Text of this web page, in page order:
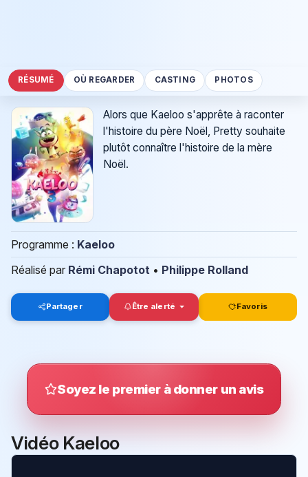
RÉSUMÉ OÙ REGARDER CASTING PHOTOS
Alors que Kaeloo s'apprête à raconter
l'histoire du père Noël, Pretty souhaite
plutôt connaître l'histoire de la mère
Noël.
Programme : Kaeloo
Réalisé par Rémi Chapotot • Philippe Rolland
Partager Être alerté Favoris
Soyez le premier à donner un avis
Vidéo Kaeloo